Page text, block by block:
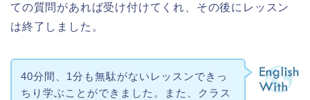
ての質問があれば受け付けてくれ、その後にレッスン
は終了しました。
40分間、1分も無駄がないレッスンできっ
ちり学ぶことができました。また、クラス